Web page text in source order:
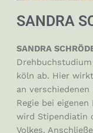
SANDRA
SANDRA
köln ab. Hier
an
Regie bei
wird Stipendiatin
Volkes.